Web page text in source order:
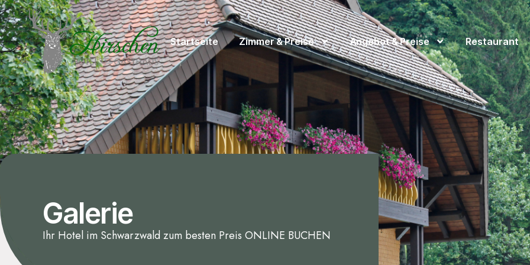
Startseite Zimmer & Preise Angebot & Preise Restaurant
Galerie
Ihr Hotel im Schwarzwald zum besten Preis ONLINE BUCHEN